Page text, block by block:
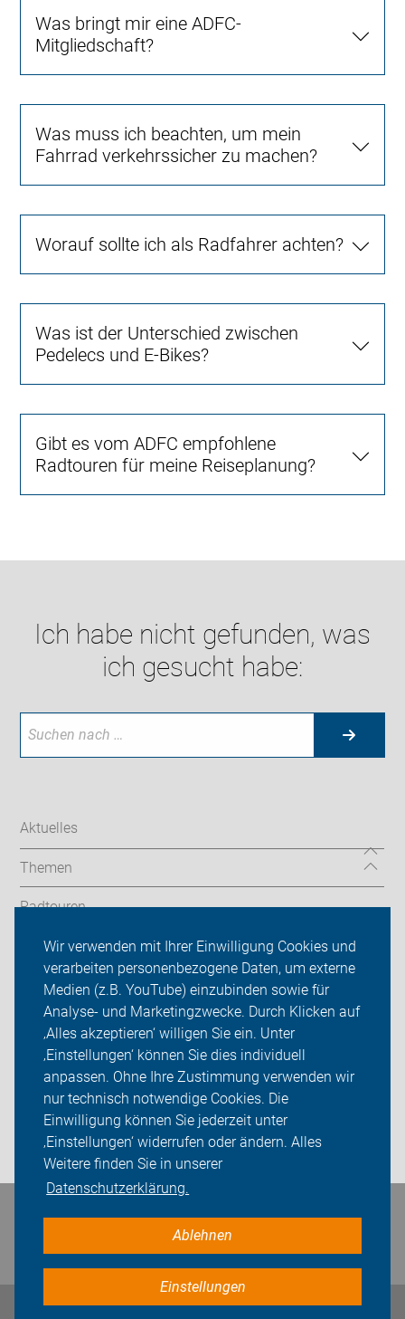
Wir verwenden mit Ihrer Einwilligung Cookies und
verarbeiten personenbezogene Daten, um externe
Medien (z.B. YouTube) einzubinden sowie für
Analyse- und Marketingzwecke. Durch Klicken auf
‚Alles akzeptieren‘ willigen Sie ein. Unter
‚Einstellungen‘ können Sie dies individuell
anpassen. Ohne Ihre Zustimmung verwenden wir
nur technisch notwendige Cookies. Die
Einwilligung können Sie jederzeit unter
‚Einstellungen‘ widerrufen oder ändern. Alles
Weitere finden Sie in unserer
Datenschutzerklärung.
Ablehnen
Einstellungen
Was bringt mir eine ADFC-
Mitgliedschaft?
Was muss ich beachten, um mein
Fahrrad verkehrssicher zu machen?
Worauf sollte ich als Radfahrer achten?
Was ist der Unterschied zwischen
Pedelecs und E-Bikes?
Gibt es vom ADFC empfohlene
Radtouren für meine Reiseplanung?
Ich habe nicht gefunden, was
ich gesucht habe:
Aktuelles
Themen
Radtouren
über uns
Links
ADFC Bottrop
Sei dabei
Presse
Login
Bleiben Sie in Kontakt